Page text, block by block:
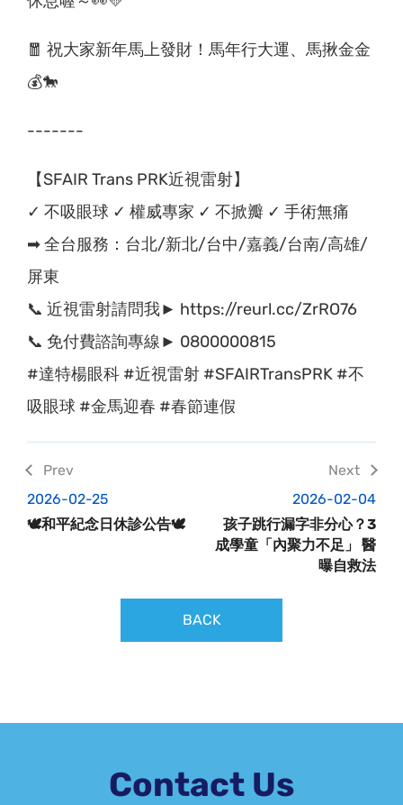
🧧 祝大家新年馬上發財！馬年行大運、馬揪金金
💰🐎
-------
【SFAIR Trans PRK近視雷射】
✓ 不吸眼球 ✓ 權威專家 ✓ 不掀瓣 ✓ 手術無痛
➡ 全台服務：台北/新北/台中/嘉義/台南/高雄/
屏東
📞 近視雷射請問我► https://reurl.cc/ZrRO76
📞 免付費諮詢專線► 0800000815
#達特楊眼科 #近視雷射 #SFAIRTransPRK #不
吸眼球 #金馬迎春 #春節連假
2026-02-25
🕊️和平紀念日休診公告🕊️
2026-02-04
孩子跳行漏字非分心？3
成學童「內聚力不足」 醫
曝自救法
BACK
Contact Us